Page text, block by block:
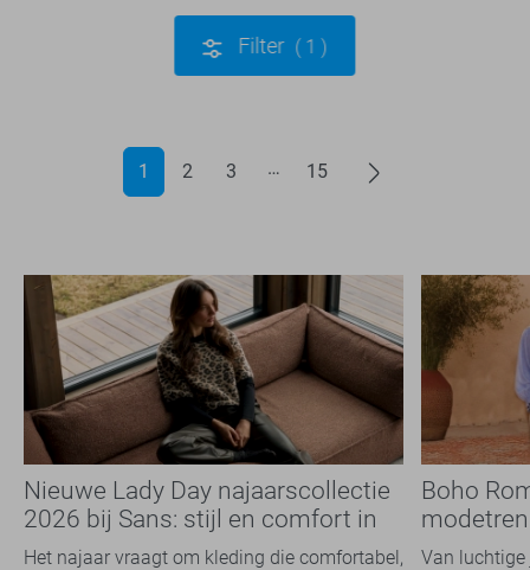
Filter 1
1 2 3 15
Nieuwe Lady Day najaarscollectie
2026 bij Sans: stijl en comfort in
travelkwaliteit
Het najaar vraagt om kleding die comfortabel,
Boho
overal
Van luchtige